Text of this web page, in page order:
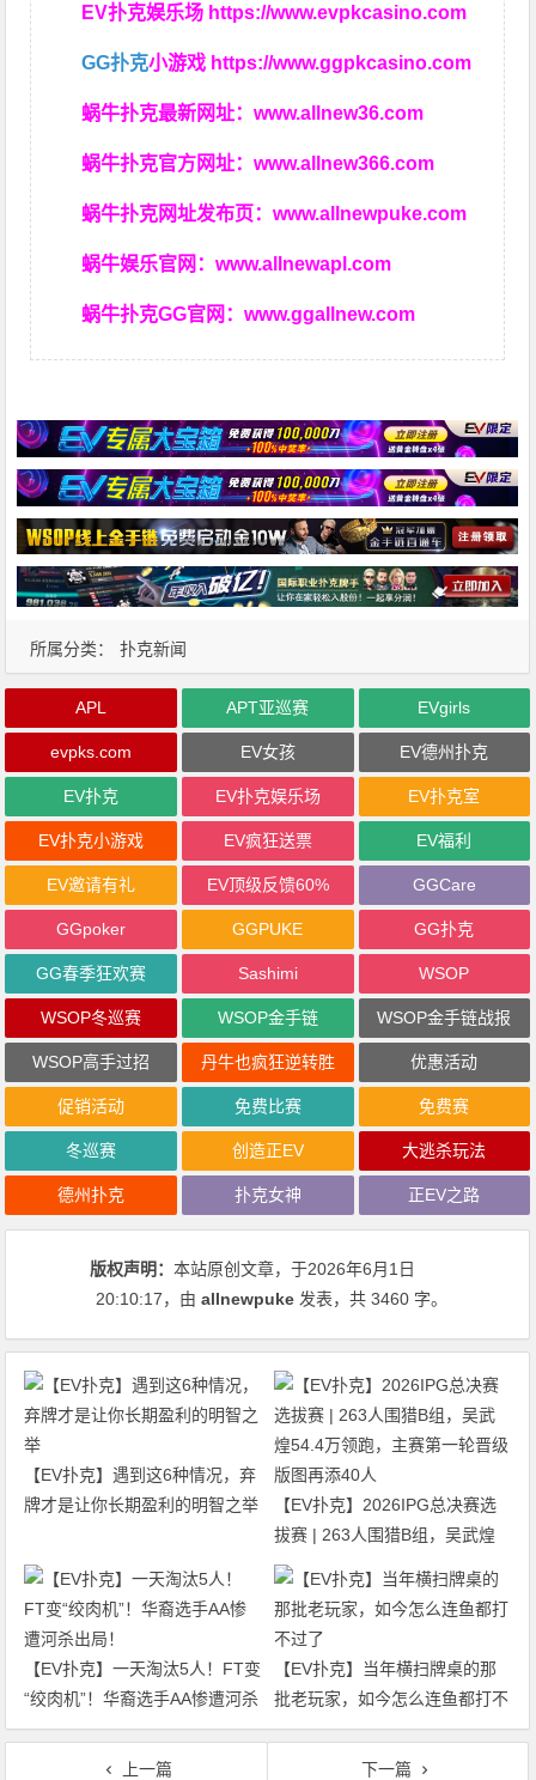
EV扑克娱乐场 https://www.evpkcasino.com
GG扑克小游戏 https://www.ggpkcasino.com
蜗牛扑克最新网址：www.allnew36.com
蜗牛扑克官方网址：www.allnew366.com
蜗牛扑克网址发布页：www.allnewpuke.com
蜗牛娱乐官网：www.allnewapl.com
蜗牛扑克GG官网：www.ggallnew.com
所属分类： 扑克新闻
APL APT亚巡赛 EVgirls
evpks.com EV女孩 EV德州扑克
EV扑克 EV扑克娱乐场 EV扑克室
EV扑克小游戏 EV疯狂送票 EV福利
EV邀请有礼 EV顶级反馈60% GGCare
GGpoker GGPUKE GG扑克
GG春季狂欢赛 Sashimi WSOP
WSOP冬巡赛 WSOP金手链 WSOP金手链战报
WSOP高手过招 丹牛也疯狂逆转胜 优惠活动
促销活动 免费比赛 免费赛
冬巡赛 创造正EV 大逃杀玩法
德州扑克 扑克女神 正EV之路
版权声明：本站原创文章，于2026年6月1日
20:10:17，由allnewpuke 发表，共 3460 字。
【EV扑克】遇到这6种情况，弃
牌才是让你长期盈利的明智之举
【EV扑克】2026IPG总决赛选
拔赛 | 263人围猎B组，吴武煌
54.4万领跑，主赛第一轮晋级版
【EV扑克】一天淘汰5人！FT变
“绞肉机”！华裔选手AA惨遭河杀
出局！
【EV扑克】当年横扫牌桌的那
批老玩家，如今怎么连鱼都打不
过了
上一篇 下一篇